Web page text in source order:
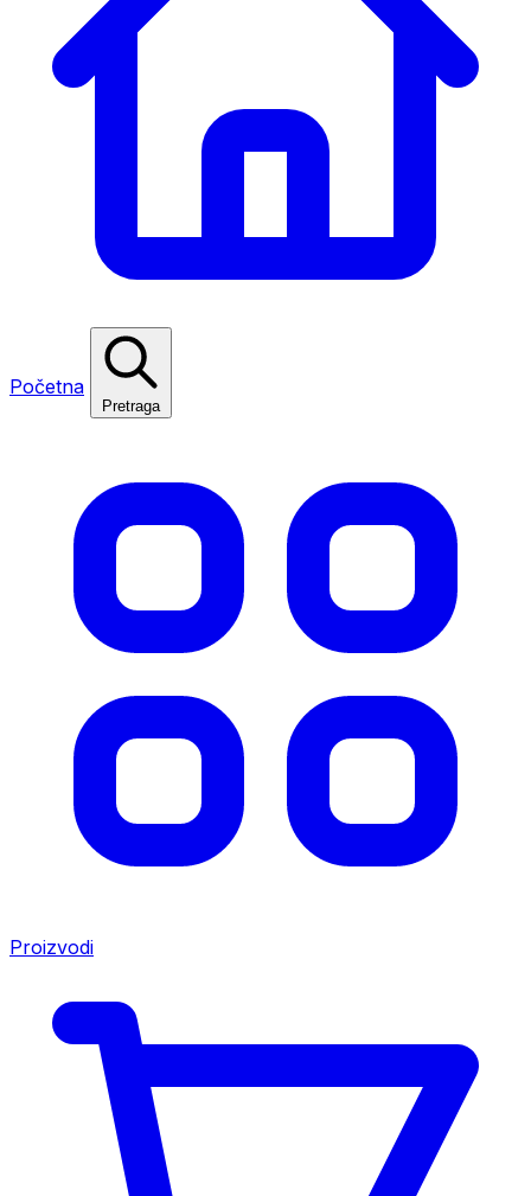
Početna
Pretraga
Proizvodi